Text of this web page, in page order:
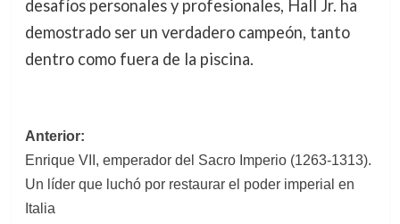
desafíos personales y profesionales, Hall Jr. ha
demostrado ser un verdadero campeón, tanto
dentro como fuera de la piscina.
Navegación
de
entradas
Anterior:
Enrique VII, emperador del Sacro Imperio (1263-1313).
Un líder que luchó por restaurar el poder imperial en
Italia